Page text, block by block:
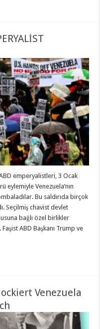
ABD emperyalistleri, 3 Ocak
Venezuela’nın
Bu saldırıda birçok
Seçilmiş chavist devlet
bağlı özel birlikler
ABD Başkanı Trump ve
Venezuela